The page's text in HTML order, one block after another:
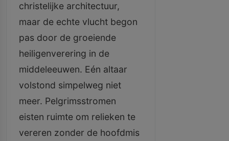
christelijke architectuur,
maar de echte vlucht begon
pas door de groeiende
heiligenverering in de
middeleeuwen. Eén altaar
volstond simpelweg niet
meer. Pelgrimsstromen
eisten ruimte om relieken te
vereren zonder de hoofdmis